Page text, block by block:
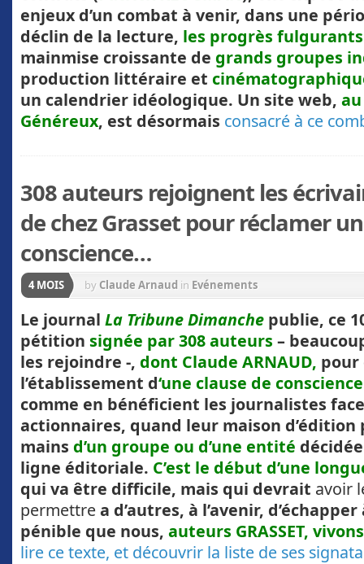
enjeux d’un combat à venir, dans une
déclin de la lecture, les progrès fulgurants
mainmise croissante de grands groupes
production littéraire et
un calendrier idéologique. Un site web,
Généreux, est désormais consacré à ce
308 auteurs rejoignent les
de chez Grasset pour réclamer
conscience…
4 MOIS by Claude Arnaud in Evénements
Le journal La Tribune Dimanche publie, ce
pétition signée par 308 auteurs –
les rejoindre -, dont Claude ARNAUD, pour
l’établissement d‘une clause de
comme en bénéficient les journalistes
actionnaires, quand leur maison d’édition
mains d’un groupe ou d’une entité
ligne éditoriale. C’est le début d’une
qui va être difficile, mais qui devrait avoir
permettrea d’autres, à l’avenir,
pénible que nous, auteurs GRASSET,
lire ce texte, et découvrir la liste de ses